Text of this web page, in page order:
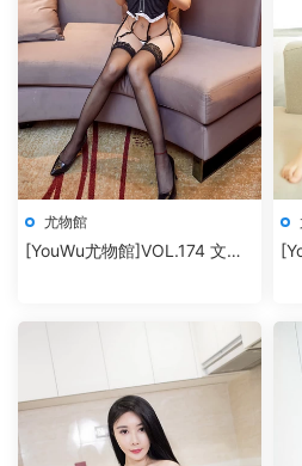
尤物館
[YouWu尤物館]VOL.174 文靜